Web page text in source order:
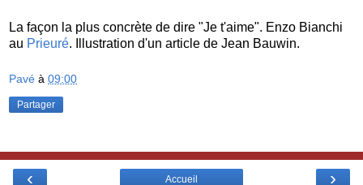
La façon la plus concrète de dire "Je t'aime". Enzo Bianchi
au Prieuré. Illustration d'un article de Jean Bauwin.
Pavé à 09:00
Partager
‹ ›
Accueil